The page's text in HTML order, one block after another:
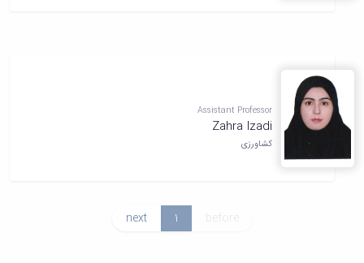
Assistant Professor
Zahra Izadi
کشاورزی
before
1
next